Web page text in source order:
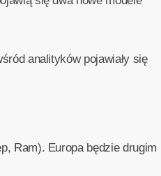
analityków pojawiały się
Ram). Europa będzie drugim